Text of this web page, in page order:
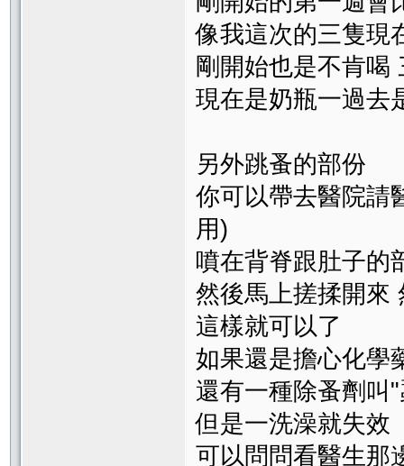
像我這次的三隻現
剛開始也是不肯喝
現在是奶瓶一過去
另外跳蚤的部份
你可以帶去醫院請
用)
噴在背脊跟肚子的
然後馬上搓揉開來
這樣就可以了
如果還是擔心化學
還有一種除蚤劑叫
但是一洗澡就失效
可以問問看醫生那